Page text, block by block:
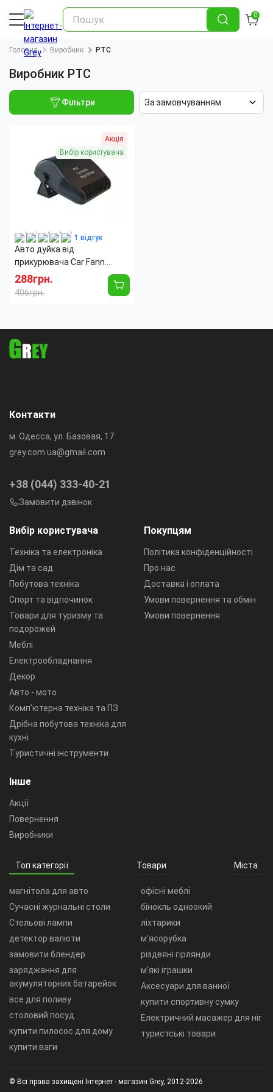
0
Головна Виробник PTC
Виробник PTC
Фільтри За замовчуванням
Акція
Вибір користувача
1 відгук
Авто дуйка від
прикурювача Car Fann.
Обігрівач в машину Кар фан
288грн.
406грн.
Вибір користувача
Техніка та електроніка
Дім та сад
Побутова техніка
Спорт та відпочинок
Товари для туризму та
подорожей
Меблі
Електрообладнання
Декор
Авто - мото
Комп'ютерна техніка та ПЗ
Дрібна побутова техніка для
кухні
Туристичні інструменти
Покупцям
Політика конфіденційності
Про нас
Доставка і оплата
Умови повернення та обмін
Умови повернення
Інше
Акції
Повернення
Виробники
Контакти
м. Одесса, ул. Базовая, 17
grey.com.ua@gmail.com
+38 (044) 333-40-21
Замовити дзвінок
Топ категорії Товари Міста
магнітола для авто
Сучасні журнальні столи
Стельові лампи
детектор валюти
замовити блендер
заряджання для
акумуляторних батарейок
все для поливу
столовий посуд
купити пилосос для дому
купити ваги
офісні меблі
бінокль одноокий
ліхтарики
м’ясорубка
різдвяні гірлянди
м'які іграшки
Аксесуари для ванної
купити спортивну сумку
Електричний масажер для ніг
туристські товари
© Всі права захищені Інтернет - магазин Grey, 2012-2026